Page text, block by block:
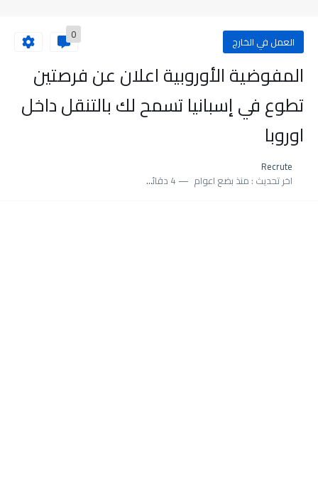
العمل في الخارج 0
المفوضية الأوروبية اعلان عن فرصتين
تطوع في إسبانيا تسمح لك بالتنقل داخل
اوروبا
Recrute
اخر تحديث : منذ بضع اعوام 4 دقائق للقراءة